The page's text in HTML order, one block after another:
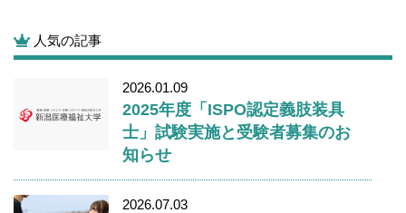
人気の記事
2026.01.09
2025年度「ISPO認定義肢装具
士」試験実施と受験者募集のお
知らせ
2026.07.03